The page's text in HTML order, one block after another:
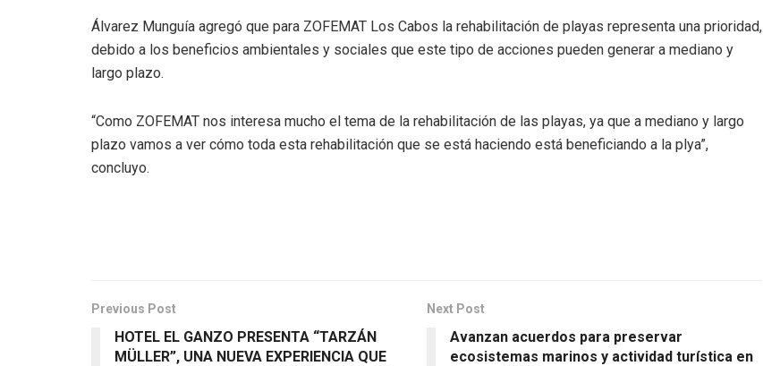
Álvarez Munguía agregó que para ZOFEMAT Los Cabos la rehabilitación de playas representa una prioridad,
debido a los beneficios ambientales y sociales que este tipo de acciones pueden generar a mediano y
largo plazo.
“Como ZOFEMAT nos interesa mucho el tema de la rehabilitación de las playas, ya que a mediano y largo
plazo vamos a ver cómo toda esta rehabilitación que se está haciendo está beneficiando a la plya”,
concluyo.
Previous Post
HOTEL EL GANZO PRESENTA “TARZÁN
MÜLLER”, UNA NUEVA EXPERIENCIA QUE
Next Post
Avanzan acuerdos para preservar
ecosistemas marinos y actividad turística en